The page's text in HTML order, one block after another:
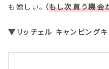
も嬉しい。 （もし次買う機会
▼リッチェル キャンピング